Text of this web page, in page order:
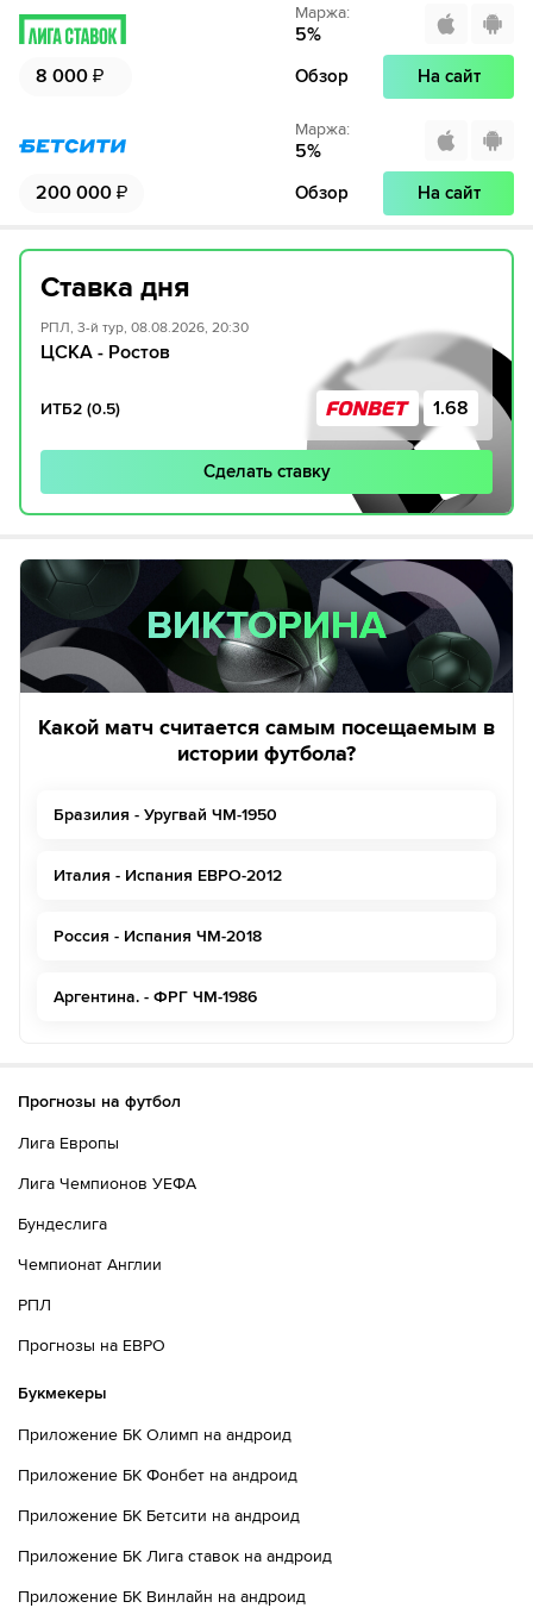
8 000 ₽
Маржа:
5%
Обзор На сайт
200 000 ₽
Маржа:
5%
Обзор На сайт
Ставка дня
РПЛ, 3-й тур, 08.08.2026, 20:30
ЦСКА - Ростов
ИТБ2 (0.5) 1.68
Сделать ставку
ВИКТОРИНА
ВИКТОРИНА
Какой матч считается самым посещаемым в
истории футбола?
Бразилия - Уругвай ЧМ-1950
Италия - Испания ЕВРО-2012
Россия - Испания ЧМ-2018
Аргентина. - ФРГ ЧМ-1986
Прогнозы на футбол
Лига Европы
Лига Чемпионов УЕФА
Бундеслига
Чемпионат Англии
РПЛ
Прогнозы на ЕВРО
Букмекеры
Приложение БК Олимп на андроид
Приложение БК Фонбет на андроид
Приложение БК Бетсити на андроид
Приложение БК Лига ставок на андроид
Приложение БК Винлайн на андроид